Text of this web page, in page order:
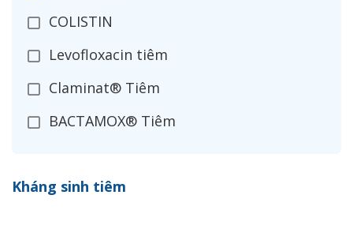
COLISTIN
Levofloxacin tiêm
Claminat® Tiêm
BACTAMOX® Tiêm
Ceftizoxim®
Kháng sinh tiêm